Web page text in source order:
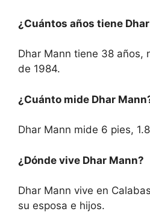
¿Cuántos años tiene
Dhar Mann tiene 38 años,
de 1984.
¿Cuánto mide Dhar
Dhar Mann mide 6 pies,
¿Dónde vive Dhar Mann?
Dhar Mann vive en
su esposa e hijos.